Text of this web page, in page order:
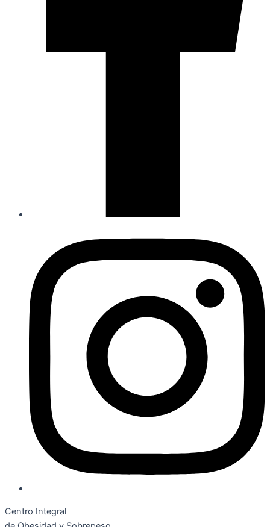
Centro Integral